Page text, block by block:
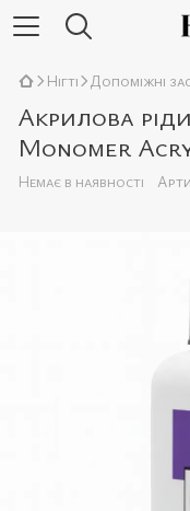
Нігті Допоміжні
Акрилова
Monomer
Немає в наявності